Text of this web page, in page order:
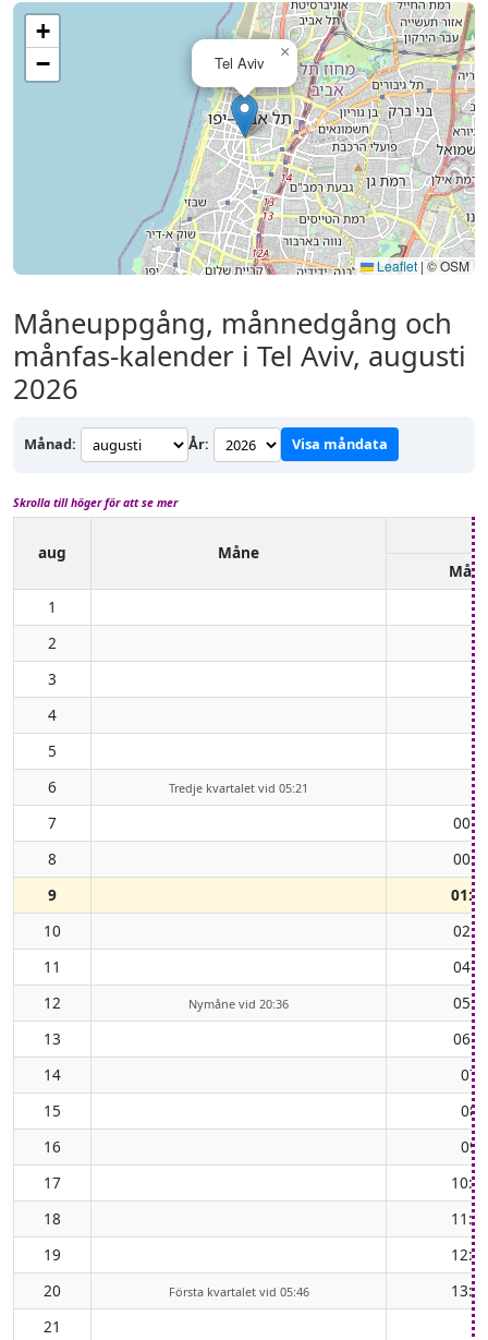
Tel Aviv
×
+
−
Leaflet |© OSM
Måneuppgång, månnedgång och
månfas-kalender i Tel Aviv, augusti
2026
Månad: År: Visa måndata
Skrolla till höger för att se mer
aug
Måne
1
2
3
4
5
6
Tredje kvartalet vid 05:21
7
8
9
10
11
12
Nymåne vid 20:36
13
14
15
16
17
18
19
20 Första kvartalet vid 05:46
21